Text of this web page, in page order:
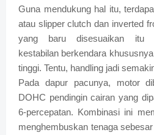
Guna mendukung hal itu,
atau slipper clutch dan inverted
yang baru disesuaikan itu
kestabilan berkendara
tinggi. Tentu, handling jadi
Pada dapur pacunya, motor
DOHC pendingin cairan yang
6-percepatan. Kombinasi ini
menghembuskan tenaga